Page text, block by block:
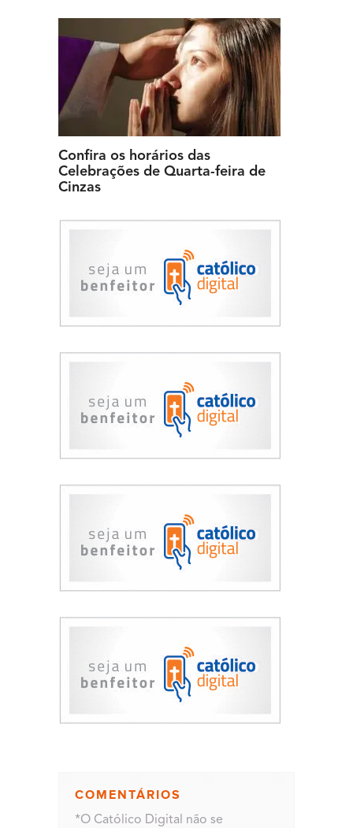
Confira os horários das
Celebrações de Quarta-feira de
Cinzas
COMENTÁRIOS
*O Católico Digital não se